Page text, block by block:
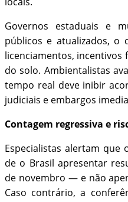
Governos estaduais e
públicos e atualizados, o
licenciamentos, incentivos
do solo. Ambientalistas
tempo real deve inibir
judiciais e embargos
Contagem regressiva e
Especialistas alertam que
de o Brasil apresentar
de novembro — e não
Caso contrário, a